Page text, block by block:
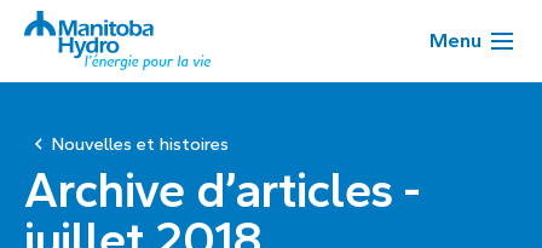
Menu
Nouvelles et histoires
Archive d’articles -